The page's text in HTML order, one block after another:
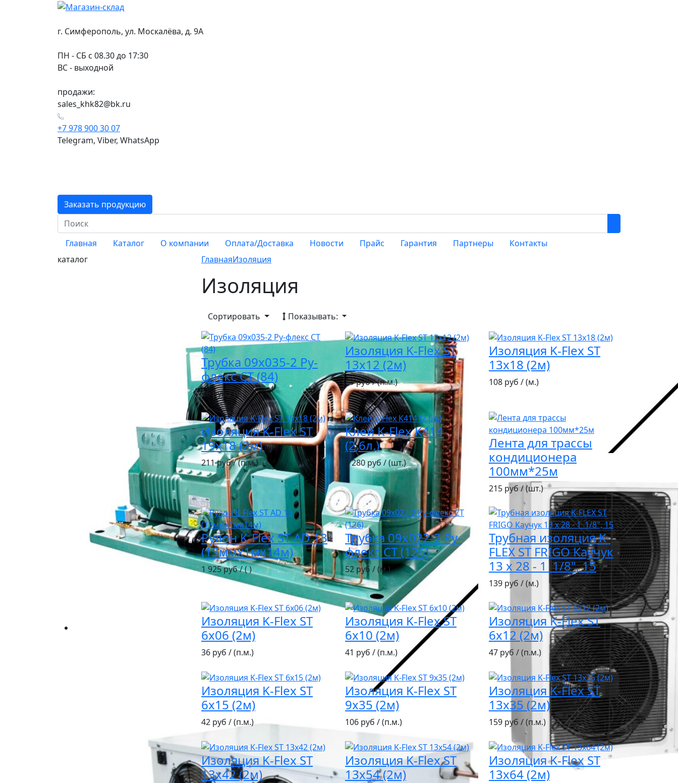
г. Симферополь, ул. Москалёва, д. 9А
ПН - СБ с 08.30 до 17:30
ВС - выходной
продажи:
sales_khk82@bk.ru
+7 978 900 30 07
Telegram, Viber, WhatsApp
Заказать продукцию
Главная Каталог О компании Оплата/Доставка Новости Прайс Гарантия Партнеры
Контакты
каталог
ГлавнаяИзоляция
Изоляция
Сортировать Показывать:
Трубка 09х035-2 Ру-
флекс СТ (84)
66 руб / (м.)
Изоляция K-Flex ST
13х12 (2м)
89 руб / (п.м.)
Изоляция K-Flex ST
13х18 (2м)
108 руб / (м.)
Изоляция K-Flex ST
19х18 (2м)
211 руб / (п.м.)
Клей K-Flex К414
(2,6л.)
5 280 руб / (шт.)
Лента для трассы
кондиционера
100мм*25м
215 руб / (шт.)
Рулон K-Flex ST AD 13
(13ммх1мх14м)
1 925 руб / ( )
Трубка 09х022-2 Ру-
флекс СТ (126)
52 руб / (м.)
Трубная изоляция K-
FLEX ST FRIGO Каучук
13 х 28 - 1_1/8", 15
139 руб / (м.)
Изоляция K-Flex ST
6х06 (2м)
36 руб / (п.м.)
Изоляция K-Flex ST
6х10 (2м)
41 руб / (п.м.)
Изоляция K-Flex ST
6х12 (2м)
47 руб / (п.м.)
Изоляция K-Flex ST
6х15 (2м)
42 руб / (п.м.)
Изоляция K-Flex ST
9х35 (2м)
106 руб / (п.м.)
Изоляция K-Flex ST
13х35 (2м)
159 руб / (п.м.)
Изоляция K-Flex ST
13х42 (2м)
Изоляция K-Flex ST
13х54 (2м)
Изоляция K-Flex ST
13х64 (2м)